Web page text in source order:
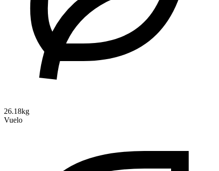
26.18kg
Vuelo